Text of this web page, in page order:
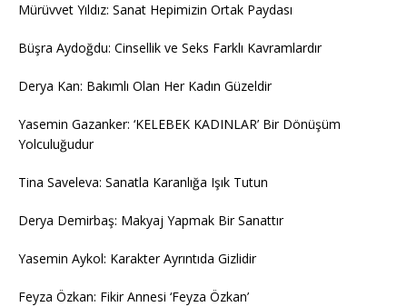
Mürüvvet Yıldız: Sanat Hepimizin Ortak Paydası
Büşra Aydoğdu: Cinsellik ve Seks Farklı Kavramlardır
Derya Kan: Bakımlı Olan Her Kadın Güzeldir
Yasemin Gazanker: ‘KELEBEK KADINLAR’ Bir Dönüşüm
Yolculuğudur
Tina Saveleva: Sanatla Karanlığa Işık Tutun
Derya Demirbaş: Makyaj Yapmak Bir Sanattır
Yasemin Aykol: Karakter Ayrıntıda Gizlidir
Feyza Özkan: Fikir Annesi ‘Feyza Özkan’